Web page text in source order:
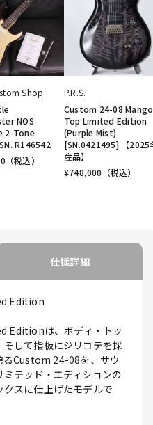
Shop
NOS
2-Tone
R146542
（税込）
P.R.S.
Custom 24-08 Mango
Top Limited Edition
(Purple Mist)
[SN.0421495] 【2025
産品】
¥748,000 （税込）
仕様詳細
Edition
Editionは、ボディ・トッ
して指板にジリコテを採
るCustom 24-08を、サウ
テッド・エディションの
スに仕上げたモデルで